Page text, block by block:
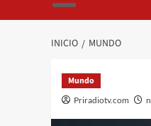
INICIO MUNDO
Mundo
Priradiotv.com